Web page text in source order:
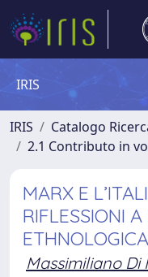
IRIS
IRIS Catalogo
2.1 Contributo in
MARX E
RIFLESSIONI
Massimiliano Di